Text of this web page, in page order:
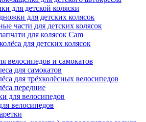
для детской коляски
для детских колясок
части для детских колясок
для колясок Cam
для детских колясок
велосипедов и самокатов
для самокатов
для трёхколёсных велосипедов
передние
для велосипедов
велосипедов